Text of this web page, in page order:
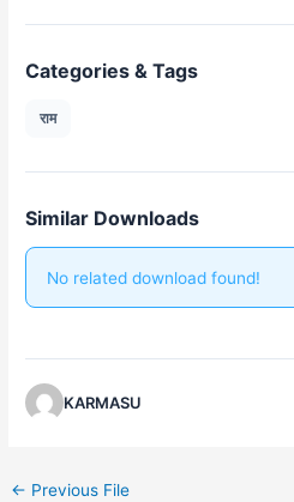
Categories & Tags
राम
Similar Downloads
No related download found!
KARMASU
← Previous File